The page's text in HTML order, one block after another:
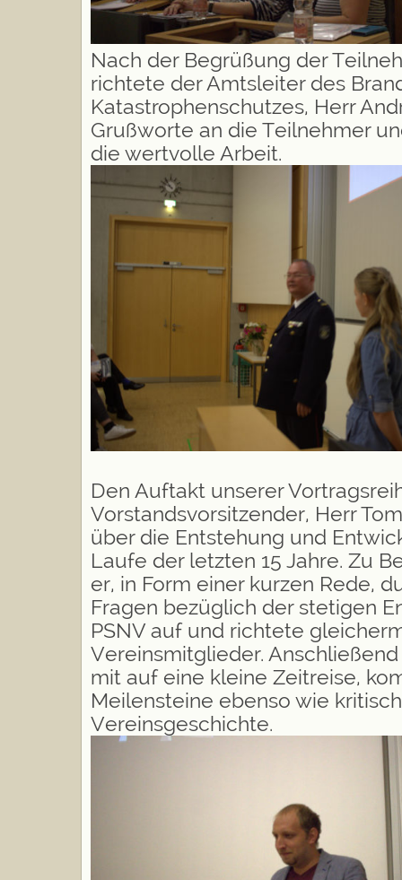
Nach der Begrüßung der
richtete der Amtsleiter des
Katastrophenschutzes, Herr
Grußworte an die Teilnehmer
die wertvolle Arbeit.
Den Auftakt unserer
Vorstandsvorsitzender, Herr
über die Entstehung und
Laufe der letzten 15 Jahre. Zu
er, in Form einer kurzen Rede,
Fragen bezüglich der stetigen
PSNV auf und richtete
Vereinsmitglieder.
mit auf eine kleine Zeitreise,
Meilensteine ebenso wie
Vereinsgeschichte.